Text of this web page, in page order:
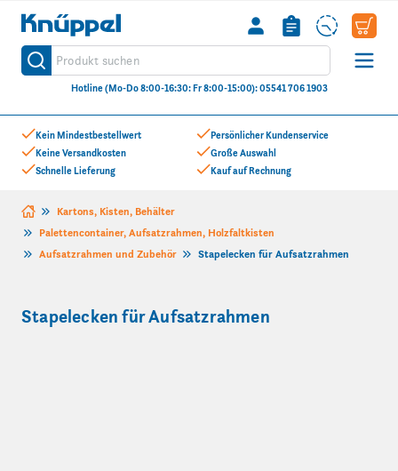
Kein Mindestbestellwert
Keine Versandkosten
Schnelle Lieferung
Persönlicher Kundenservice
Große Auswahl
Kauf auf Rechnung
Knüppel
Produkt suchen
Suche
Hotline (Mo-Do 8:00-16:30: Fr 8:00-15:00): 05541 706 1903
Zum Inhalt springen
Kartons, Kisten, Behälter
Palettencontainer, Aufsatzrahmen, Holzfaltkisten
Aufsatzrahmen und Zubehör
Stapelecken für Aufsatzrahmen
Stapelecken für Aufsatzrahmen